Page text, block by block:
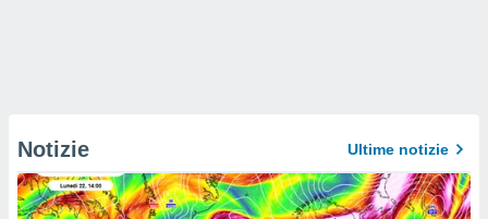
Notizie Ultime notizie